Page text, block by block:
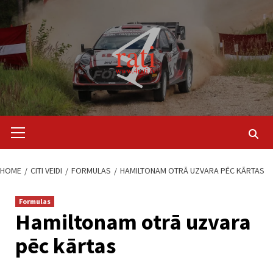
content
Menu
HOME CITI VEIDI FORMULAS HAMILTONAM OTRĀ UZVARA PĒC KĀRTAS
Formulas
Hamiltonam otrā uzvara
pēc kārtas